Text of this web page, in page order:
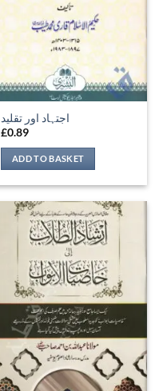
اجتہاد اور تقلید
£0.89
ADD TO BASKET